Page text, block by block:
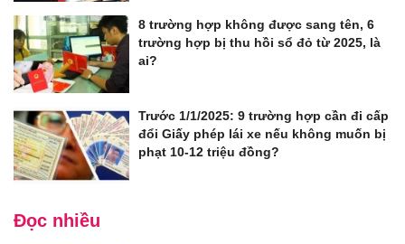
8 trường hợp không được sang tên, 6
trường hợp bị thu hồi sổ đỏ từ 2025, là
ai?
Trước 1/1/2025: 9 trường hợp cần đi cấp
đổi Giấy phép lái xe nếu không muốn bị
phạt 10-12 triệu đồng?
Đọc nhiều